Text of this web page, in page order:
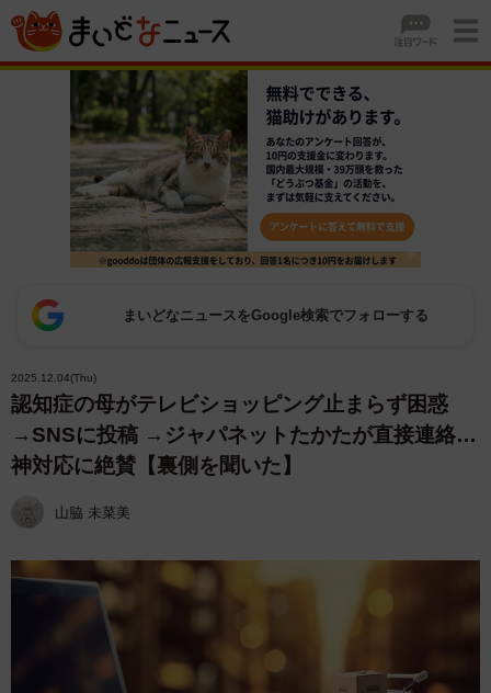
まいどなニュースをGoogle検索でフォローする
2025.12.04(Thu)
認知症の母がテレビショッピング止まらず困惑
→SNSに投稿 →ジャパネットたかたが直接連絡…
神対応に絶賛【裏側を聞いた】
山脇 未菜美